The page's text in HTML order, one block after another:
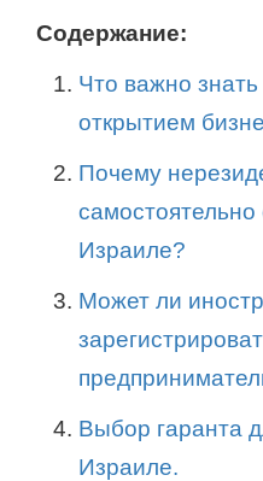
Содержание:
Что важно
открытием
Почему
самостоятельно
Израиле?
Может ли
Выбор гаранта
Израиле.